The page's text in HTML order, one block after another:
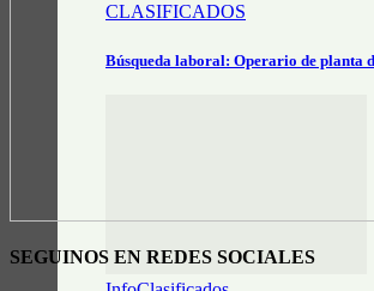
CLASIFICADOS
Búsqueda laboral: Operario de planta
SEGUINOS EN REDES SOCIALES